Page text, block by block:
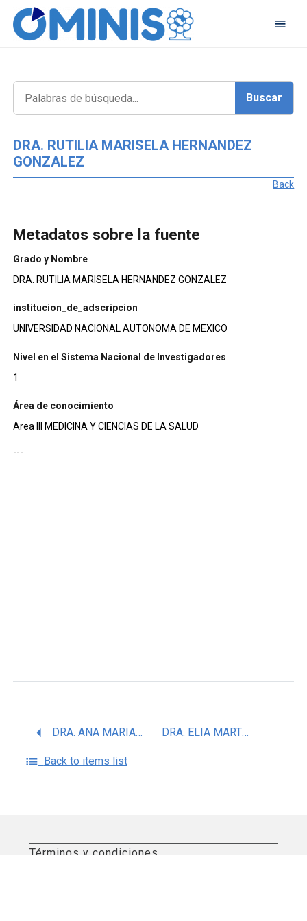
DRA. RUTILIA MARISELA HERNANDEZ
GONZALEZ
Back
Metadatos sobre la fuente
Grado y Nombre
DRA. RUTILIA MARISELA HERNANDEZ GONZALEZ
institucion_de_adscripcion
UNIVERSIDAD NACIONAL AUTONOMA DE MEXICO
Nivel en el Sistema Nacional de Investigadores
1
Área de conocimiento
Area III MEDICINA Y CIENCIAS DE LA SALUD
---
DRA. ANA MARIA FERNANDEZ PRESAS DRA. ELIA MARTHA PEREZ ARMENDARIZ
Back to items list
Términos y condiciones